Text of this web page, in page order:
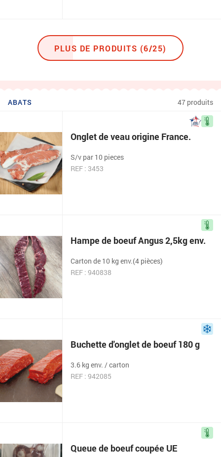
PLUS DE PRODUITS (6/25)
ABATS 47 produits
Onglet de veau origine France.
S/v par 10 pieces
REF : 3453
Hampe de boeuf Angus 2,5kg env.
Carton de 10 kg env.(4 pièces)
REF : 940838
Buchette d'onglet de boeuf 180 g
3.6 kg env. / carton
REF : 942085
Queue de boeuf coupée UE